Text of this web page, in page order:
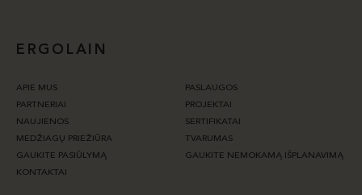
ERGOLAIN
APIE MUS
PASLAUGOS
PARTNERIAI
PROJEKTAI
NAUJIENOS
SERTIFIKATAI
MEDŽIAGŲ PRIEŽIŪRA
TVARUMAS
GAUKITE PASIŪLYMĄ
GAUKITE NEMOKAMĄ IŠPLANAVIMĄ
KONTAKTAI